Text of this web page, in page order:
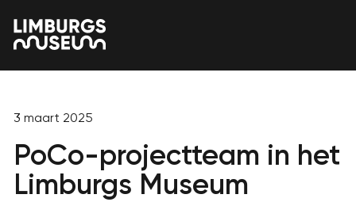
3 maart 2025
PoCo-projectteam in het
Limburgs Museum